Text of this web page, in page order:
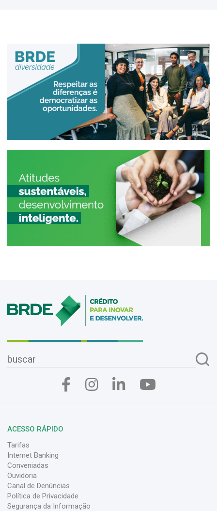
ACESSO RÁPIDO
Tarifas
Internet Banking
Conveniadas
Ouvidoria
Canal de Denúncias
Política de Privacidade
Segurança da Informação